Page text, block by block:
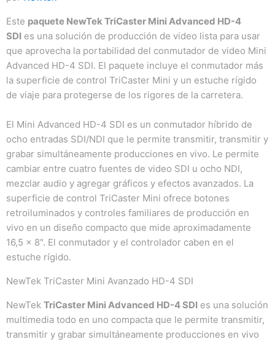
Este paquete NewTek TriCaster Mini Advanced HD-4
SDI es una solución de producción de video lista para usar
que aprovecha la portabilidad del conmutador de video Mini
Advanced HD-4 SDI. El paquete incluye el conmutador más
la superficie de control TriCaster Mini y un estuche rígido
de viaje para protegerse de los rigores de la carretera.
El Mini Advanced HD-4 SDI es un conmutador híbrido de
ocho entradas SDI/NDI que le permite transmitir, transmitir y
grabar simultáneamente producciones en vivo. Le permite
cambiar entre cuatro fuentes de video SDI u ocho NDI,
mezclar audio y agregar gráficos y efectos avanzados. La
superficie de control TriCaster Mini ofrece botones
retroiluminados y controles familiares de producción en
vivo en un diseño compacto que mide aproximadamente
16,5 x 8". El conmutador y el controlador caben en el
estuche rígido.
NewTek TriCaster Mini Avanzado HD-4 SDI
NewTek TriCaster Mini Advanced HD-4 SDI es una solución
multimedia todo en uno compacta que le permite transmitir,
transmitir y grabar simultáneamente producciones en vivo